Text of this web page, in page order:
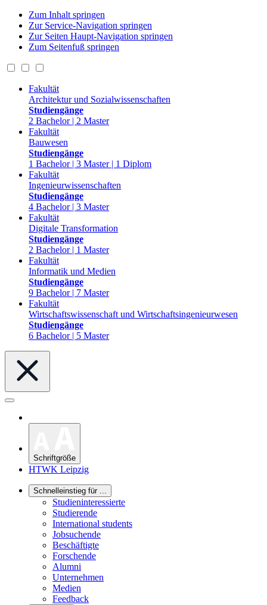
Zum Inhalt springen
Zur Service-Navigation springen
Zur Seiten Haupt-Navigation springen
Zum Seitenfuß springen
Fakultät
Architektur und Sozialwissenschaften
Studiengänge
2 Bachelor | 2 Master
Fakultät
Bauwesen
Studiengänge
1 Bachelor | 3 Master | 1 Diplom
Fakultät
Ingenieurwissenschaften
Studiengänge
4 Bachelor | 3 Master
Fakultät
Digitale Transformation
Studiengänge
2 Bachelor | 1 Master
Fakultät
Informatik und Medien
Studiengänge
9 Bachelor | 7 Master
Fakultät
Wirtschaftswissenschaft und Wirtschaftsingenieurwesen
Studiengänge
6 Bachelor | 5 Master
Schriftgröße
HTWK Leipzig
Schnelleinstieg für ...
Studieninteressierte
Studierende
International students
Jobsuchende
Beschäftigte
Forschende
Alumni
Unternehmen
Medien
Feedback